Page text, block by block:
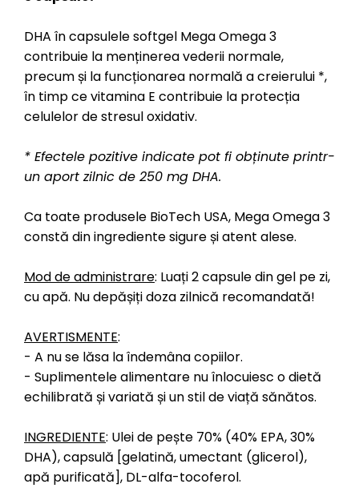
DHA în capsulele softgel Mega Omega 3
contribuie la menținerea vederii normale,
precum și la funcționarea normală a creierului *,
în timp ce vitamina E contribuie la protecția
celulelor de stresul oxidativ.
* Efectele pozitive indicate pot fi obținute printr-
un aport zilnic de 250 mg DHA.
Ca toate produsele BioTech USA, Mega Omega 3
constă din ingrediente sigure și atent alese.
Mod de administrare: Luați 2 capsule din gel pe zi,
cu apă. Nu depășiți doza zilnică recomandată!
AVERTISMENTE:
- A nu se lăsa la îndemâna copiilor.
- Suplimentele alimentare nu înlocuiesc o dietă
echilibrată și variată și un stil de viață sănătos.
INGREDIENTE: Ulei de pește 70% (40% EPA, 30%
DHA), capsulă [gelatină, umectant (glicerol),
apă purificată], DL-alfa-tocoferol.